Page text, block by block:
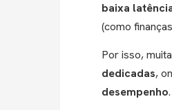
baixa
(como
Por isso,
dedicadas,
desempenho.